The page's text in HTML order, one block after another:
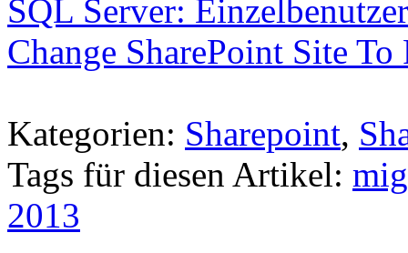
SQL Server:
Change SharePoint Site To
Kategorien: Sharepoint,
Tags für diesen Artikel:
2013